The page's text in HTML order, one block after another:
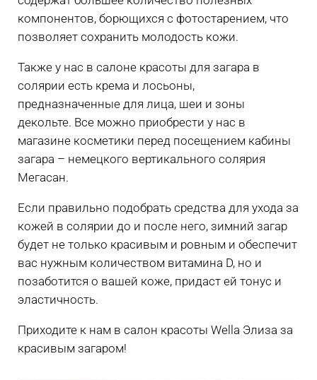
компонентов, борющихся с фотостарением, что
позволяет сохранить молодость кожи.
Также у нас в салоне красоты для загара в
солярии есть крема и лосьоны,
предназначенные для лица, шеи и зоны
декольте. Все можно приобрести у нас в
магазине косметики перед посещением кабины
загара – немецкого вертикального солярия
Мегасан.
Если правильно подобрать средства для ухода за
кожей в солярии до и после него, зимний загар
будет не только красивым и ровным и обеспечит
вас нужным количеством витамина D, но и
позаботится о вашей коже, придаст ей тонус и
эластичность.
Приходите к нам в салон красоты Wella Элиза за ️
красивым загаром!